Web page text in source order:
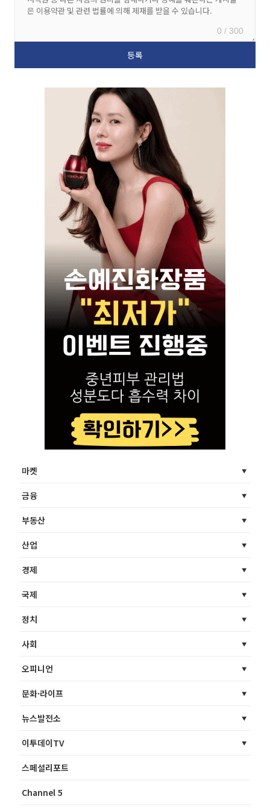
0 / 300
마켓
금융
부동산
산업
경제
국제
정치
사회
오피니언
문화·라이프
뉴스발전소
이투데이TV
스페셜리포트
Channel 5